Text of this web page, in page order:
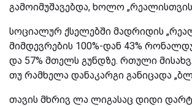
გამოიმუშავებდა, ხოლო
სოციალურ ქსელებში მადრიდის
მიმდევრების 100%-დან 43%
და 57% მთელს გუნდზე. რთული
თუ რამხელა დანაკარგი განიცადა
თავის მხრივ ლა ლიგასაც დიდი